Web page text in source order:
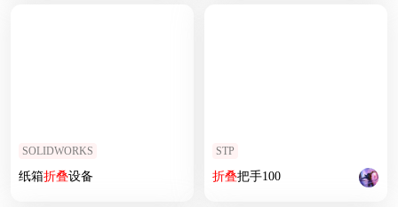
SOLIDWORKS
纸箱折叠设备
STP
折叠把手100